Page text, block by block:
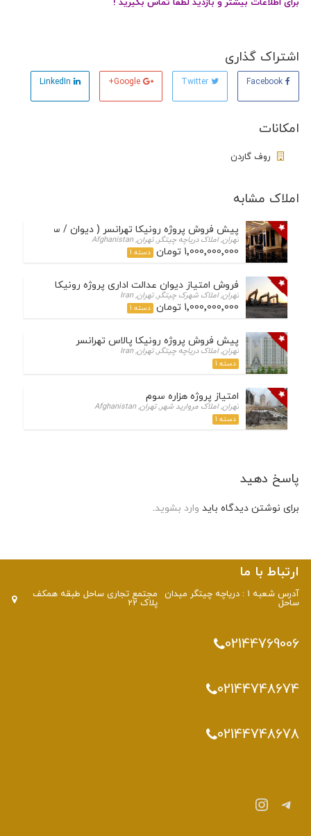
برای اطلاعات بیشتر و بازدید لطفا تماس بگیرید !
اشتراک گذاری
Twitter
Google+
LinkedIn
امکانات
روف گاردن
املاک مشابه
پیش فروش پروژه رونیکا تهرانسر ( دیوان / سپاه /
تهران, املاک دریاچه چیتگر, تهران, Afghanistan
1٬000٬000٬000 تومان دسته 1
فروش امتیاز دیوان عدالت اداری پروژه رونیکا پالاس تهرانسر
تهران, املاک شهرک چیتگر, تهران, Iran
1٬000٬000٬000 تومان دسته 1
پیش فروش پروژه رونیکا پالاس تهرانسر
تهران, املاک دریاچه چیتگر, تهران, Iran
دسته 1
امتیاز پروژه هزاره سوم
تهران, املاک مروارید شهر, تهران, Afghanistan
دسته 1
پاسخ دهید
برای نوشتن دیدگاه بایدوارد بشوید.
ارتباط با ما
آدرس شعبه 1 : دریاچه چیتگر میدان
ساحل
مجتمع تجاری ساحل طبقه همکف
پلاک 22
02144769006
02144748674
02144748678
تلگراماینستاگرم